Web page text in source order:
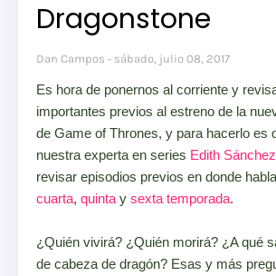
Dragonstone
Dan Campos sábado, julio 08, 2017
Es hora de ponernos al corriente y
importantes previos al estreno de la
de Game of Thrones, y para hacerlo es
nuestra experta en series Edith Sánchez
revisar episodios previos en donde
cuarta, quinta y sexta temporada.
¿Quién vivirá? ¿Quién morirá? ¿A qué
de cabeza de dragón? Esas y más